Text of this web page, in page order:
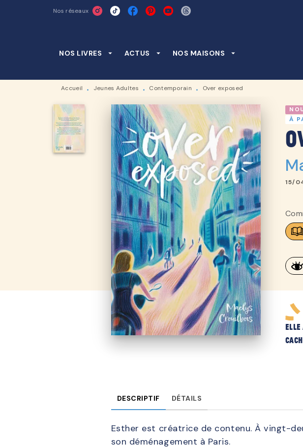
RECHERCHE CONTENU
Nos réseaux
NOS LIVRES arrow_drop_down ACTUS arrow_drop_down NOS MAISONS arrow_drop_down
Accueil • Jeunes Adultes • Contemporain • Over exposed
À
15/
Elle
DESCRIPTIF DÉTAILS
Esther est créatrice de contenu. À vingt-
son déménagement à Paris.